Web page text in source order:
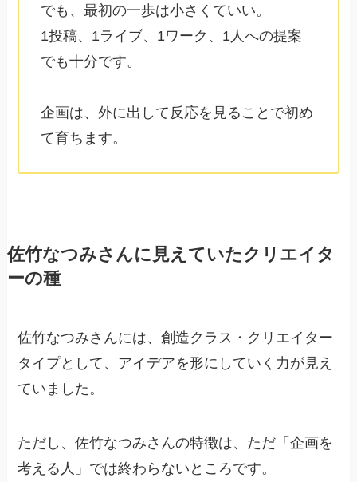
でも、最初の一歩は小さくていい。
1投稿、1ライブ、1ワーク、1人への提案
でも十分です。
企画は、外に出して反応を見ることで初め
て育ちます。
佐竹なつみさんに見えていたクリエイタ
ーの種
佐竹なつみさんには、創造クラス・クリエイター
タイプとして、アイデアを形にしていく力が見え
ていました。
ただし、佐竹なつみさんの特徴は、ただ「企画を
考える人」では終わらないところです。